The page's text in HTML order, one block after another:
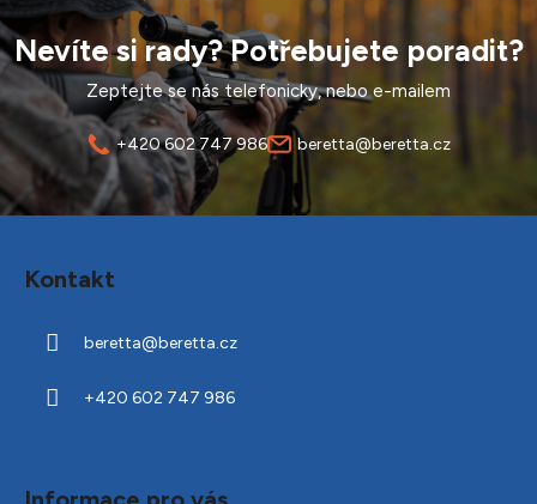
Nevíte si rady? Potřebujete poradit?
Zeptejte se nás telefonicky, nebo e-mailem
+420 602 747 986 beretta@beretta.cz
Kontakt
beretta@beretta.cz
+420 602 747 986